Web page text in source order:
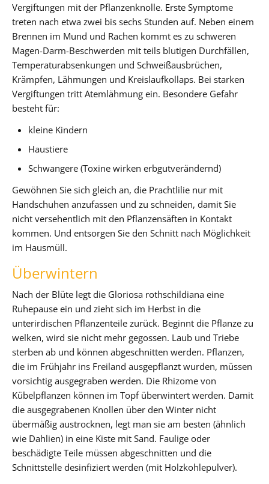
Vergiftungen mit der Pflanzenknolle. Erste Symptome
treten nach etwa zwei bis sechs Stunden auf. Neben einem
Brennen im Mund und Rachen kommt es zu schweren
Magen-Darm-Beschwerden mit teils blutigen Durchfällen,
Temperaturabsenkungen und Schweißausbrüchen,
Krämpfen, Lähmungen und Kreislaufkollaps. Bei starken
Vergiftungen tritt Atemlähmung ein. Besondere Gefahr
besteht für:
kleine Kindern
Haustiere
Schwangere (Toxine wirken erbgutverändernd)
Gewöhnen Sie sich gleich an, die Prachtlilie nur mit
Handschuhen anzufassen und zu schneiden, damit Sie
nicht versehentlich mit den Pflanzensäften in Kontakt
kommen. Und entsorgen Sie den Schnitt nach Möglichkeit
im Hausmüll.
Überwintern
Nach der Blüte legt die Gloriosa rothschildiana eine
Ruhepause ein und zieht sich im Herbst in die
unterirdischen Pflanzenteile zurück. Beginnt die Pflanze zu
welken, wird sie nicht mehr gegossen. Laub und Triebe
sterben ab und können abgeschnitten werden. Pflanzen,
die im Frühjahr ins Freiland ausgepflanzt wurden, müssen
vorsichtig ausgegraben werden. Die Rhizome von
Kübelpflanzen können im Topf überwintert werden. Damit
die ausgegrabenen Knollen über den Winter nicht
übermäßig austrocknen, legt man sie am besten (ähnlich
wie Dahlien) in eine Kiste mit Sand. Faulige oder
beschädigte Teile müssen abgeschnitten und die
Schnittstelle desinfiziert werden (mit Holzkohlepulver).